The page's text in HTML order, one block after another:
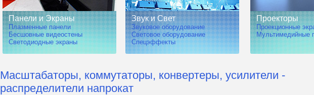
Панели и Экраны
Плазменные панели
Бесшовные видеостены
Светодиодные экраны
Проекторы
Проекционные
Мультимедийные
Звук и Свет
Звуковое оборудование
Световое оборудование
Спецэффекты
Масштабаторы, коммутаторы, конвертеры, усилители -
распределители напрокат